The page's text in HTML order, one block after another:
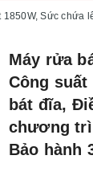
Sức
Máy rửa
Công
bát đĩa,
chương
Bảo hành